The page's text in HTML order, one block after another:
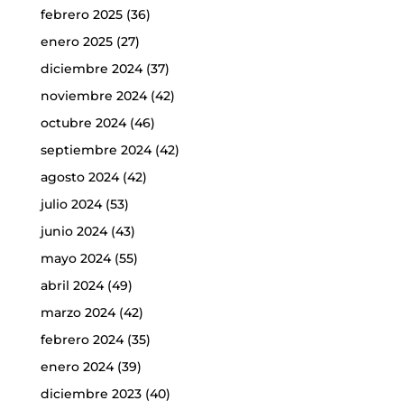
febrero 2025(36)
enero 2025(27)
diciembre 2024(37)
noviembre 2024(42)
octubre 2024(46)
septiembre 2024(42)
agosto 2024(42)
julio 2024(53)
junio 2024(43)
mayo 2024(55)
abril 2024(49)
marzo 2024(42)
febrero 2024(35)
enero 2024(39)
diciembre 2023(40)